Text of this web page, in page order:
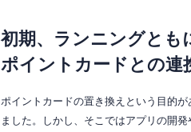
初期、ランニングとも
ポイントカードとの連
ポイントカードの置き換えという目的
ました。しかし、そこではアプリの開